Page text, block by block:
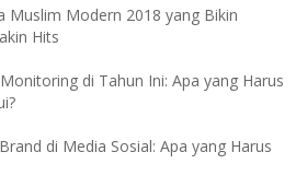
Muslim Modern 2018 yang Bikin
Hits
di Tahun Ini: Apa yang Harus
di Media Sosial: Apa yang Harus